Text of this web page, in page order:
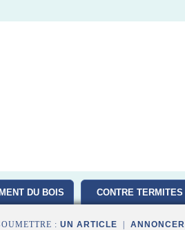
DU BOIS CONTRE TERMITES
: UN ARTICLE ANNONCER